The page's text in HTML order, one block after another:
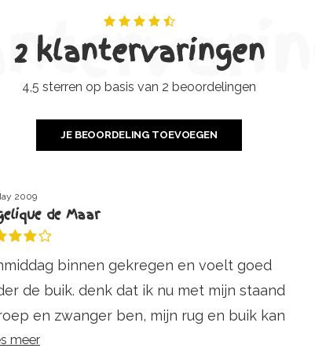
2 klantervaringen
4,5 sterren op basis van 2 beoordelingen
JE BEOORDELING TOEVOEGEN
2009
de Maar
binnen gekregen en voelt goed
de buik. denk dat ik nu met mijn staand
en zwanger ben, mijn rug en buik kan
meer